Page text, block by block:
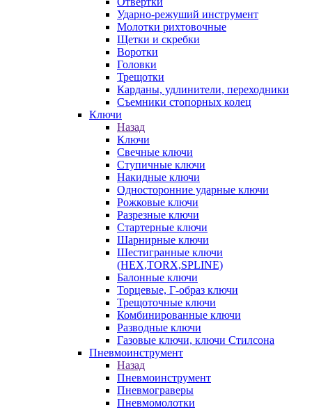
Ударно-режуший инструмент
Молотки рихтовочные
Щетки и скребки
Воротки
Головки
Трещотки
Карданы, удлинители, переходники
Съемники стопорных колец
Ключи
Назад
Ключи
Свечные ключи
Ступичные ключи
Накидные ключи
Односторонние ударные ключи
Рожковые ключи
Разрезные ключи
Стартерные ключи
Шарнирные ключи
Шестигранные ключи
(HEX,TORX,SPLINE)
Балонные ключи
Торцевые, Г-образ ключи
Трещоточные ключи
Комбинированные ключи
Разводные ключи
Газовые ключи, ключи Стилсона
Пневмоинструмент
Назад
Пневмоинструмент
Пневмограверы
Пневмомолотки